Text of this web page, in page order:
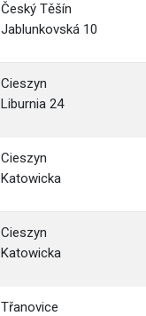
Český Těšín
Jablunkovská 10
Cieszyn
Liburnia 24
Cieszyn
Katowicka
Cieszyn
Katowicka
Třanovice